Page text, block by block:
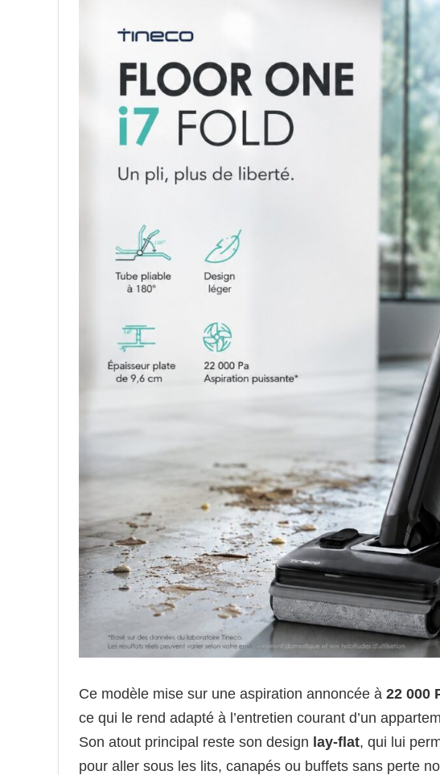
Ce modèle mise sur une aspiration annoncée à 22 000
ce qui le rend adapté à l’entretien courant d’un
Son atout principal reste son design lay-flat, qui lui
pour aller sous les lits, canapés ou buffets sans perte